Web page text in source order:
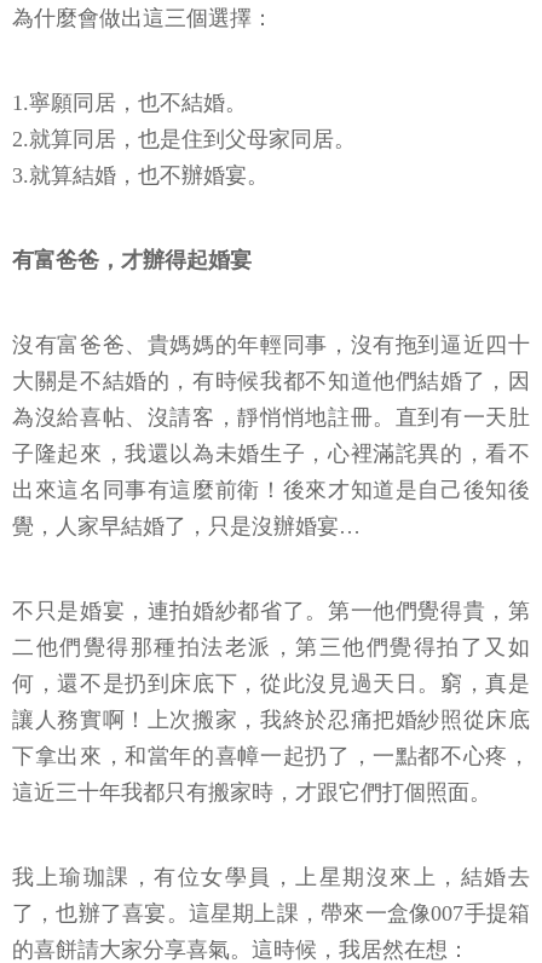
為什麼會做出這三個選擇：
1.寧願同居，也不結婚。
2.就算同居，也是住到父母家同居。
3.就算結婚，也不辦婚宴。
有富爸爸，才辦得起婚宴
沒有富爸爸、貴媽媽的年輕同事，沒有拖到逼近四十
大關是不結婚的，有時候我都不知道他們結婚了，因
為沒給喜帖、沒請客，靜悄悄地註冊。直到有一天肚
子隆起來，我還以為未婚生子，心裡滿詫異的，看不
出來這名同事有這麼前衛！後來才知道是自己後知後
覺，人家早結婚了，只是沒辦婚宴…
不只是婚宴，連拍婚紗都省了。第一他們覺得貴，第
二他們覺得那種拍法老派，第三他們覺得拍了又如
何，還不是扔到床底下，從此沒見過天日。窮，真是
讓人務實啊！上次搬家，我終於忍痛把婚紗照從床底
下拿出來，和當年的喜幛一起扔了，一點都不心疼，
這近三十年我都只有搬家時，才跟它們打個照面。
我上瑜珈課，有位女學員，上星期沒來上，結婚去
了，也辦了喜宴。這星期上課，帶來一盒像007手提箱
的喜餅請大家分享喜氣。這時候，我居然在想：